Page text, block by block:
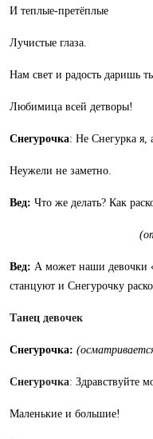
И теплые-претёплые
Лучистые глаза.
Нам свет и радость даришь
Любимица всей детворы!
Снегурочка: Не Снегурка я,
Неужели не заметно.
Вед: Что же делать? Как
Вед: А может наши девочки
станцуют и Снегурочку
Танец девочек
Снегурочка:
Снегурочка: Здравствуйте
Маленькие и большие!